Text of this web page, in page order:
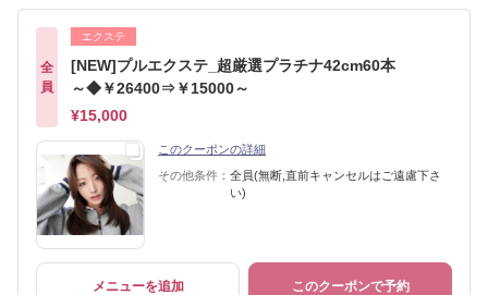
全
員
エクステ
[NEW]プルエクステ_超厳選プラチナ42cm60本
～◆￥26400⇒￥15000～
¥15,000
このクーポンの詳細
その他条件： 全員(無断,直前キャンセルはご遠慮下さ
い)
メニューを追加 このクーポンで予約